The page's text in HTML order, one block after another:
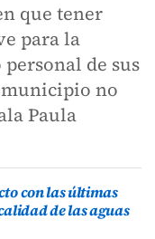
que tener
para la
de sus
no
Paula
con las últimas
de las aguas